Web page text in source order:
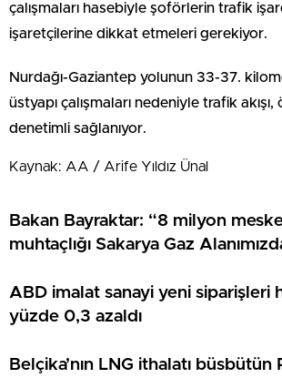
çalışmaları hasebiyle şoförlerin trafik
işaretçilerine dikkat etmeleri gerekiyor.
Nurdağı-Gaziantep yolunun 33-37.
üstyapı çalışmaları nedeniyle trafik
denetimli sağlanıyor.
Kaynak: AA / Arife Yıldız Ünal
Bakan Bayraktar: “8 milyon
muhtaçlığı Sakarya Gaz
ABD imalat sanayi yeni siparişleri
yüzde 0,3 azaldı
Belçika’nın LNG ithalatı büsbütün